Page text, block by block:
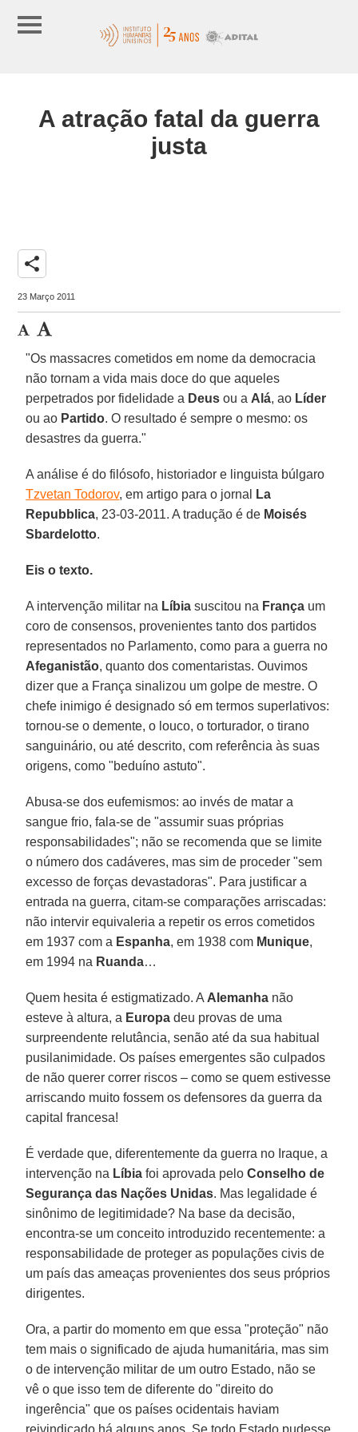
A atração fatal da guerra
justa
share
23 Março 2011
"Os massacres cometidos em nome da democracia
não tornam a vida mais doce do que aqueles
perpetrados por fidelidade a Deus ou a Alá, ao Líder
ou ao Partido. O resultado é sempre o mesmo: os
desastres da guerra."
A análise é do filósofo, historiador e linguista búlgaro
Tzvetan Todorov, em artigo para o jornal
La
Repubblica, 23-03-2011. A tradução é de Moisés
Sbardelotto.
Eis o texto.
A intervenção militar na Líbia suscitou na França um
coro de consensos, provenientes tanto dos partidos
representados no Parlamento, como para a guerra no
Afeganistão, quanto dos comentaristas. Ouvimos
dizer que a França sinalizou um golpe de mestre. O
chefe inimigo é designado só em termos superlativos:
tornou-se o demente, o louco, o torturador, o tirano
sanguinário, ou até descrito, com referência às suas
origens, como "beduíno astuto".
Abusa-se dos eufemismos: ao invés de matar a
sangue frio, fala-se de "assumir suas próprias
responsabilidades"; não se recomenda que se limite
o número dos cadáveres, mas sim de proceder "sem
excesso de forças devastadoras". Para justificar a
entrada na guerra, citam-se comparações arriscadas:
não intervir equivaleria a repetir os erros cometidos
em 1937 com a Espanha, em 1938 com Munique,
em 1994 na Ruanda…
Quem hesita é estigmatizado. A Alemanha não
esteve à altura, a Europa deu provas de uma
surpreendente relutância, senão até da sua habitual
pusilanimidade. Os países emergentes são culpados
de não querer correr riscos – como se quem estivesse
arriscando muito fossem os defensores da guerra da
capital francesa!
É verdade que, diferentemente da guerra no Iraque, a
intervenção na Líbia foi aprovada peloConselho de
Segurança das Nações Unidas. Mas legalidade é
sinônimo de legitimidade? Na base da decisão,
encontra-se um conceito introduzido recentemente: a
responsabilidade de proteger as populações civis de
um país das ameaças provenientes dos seus próprios
dirigentes.
Ora, a partir do momento em que essa "proteção" não
tem mais o significado de ajuda humanitária, mas sim
o de intervenção militar de um outro Estado, não se
vê o que isso tem de diferente do "direito do
ingerência" que os países ocidentais haviam
reivindicado há alguns anos. Se todo Estado pudesse